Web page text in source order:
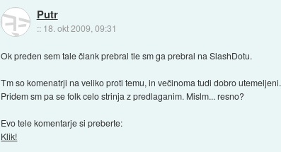
Putr
:: 18. okt 2009, 09:31
Ok preden sem tale člank prebral tle sm ga prebral na SlashDotu.
Tm so komenatrji na veliko proti temu, in večinoma tudi dobro utemeljeni.
Pridem sm pa se folk celo strinja z predlaganim. Mislm... resno?
Evo tele komentarje si preberte:
Klik!